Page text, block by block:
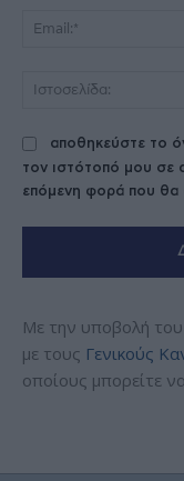
αποθηκεύστε το
τον ιστότοπό μου σε
επόμενη φορά που θα
Με την υποβολή
με τους Γενικούς
οποίους μπορείτε